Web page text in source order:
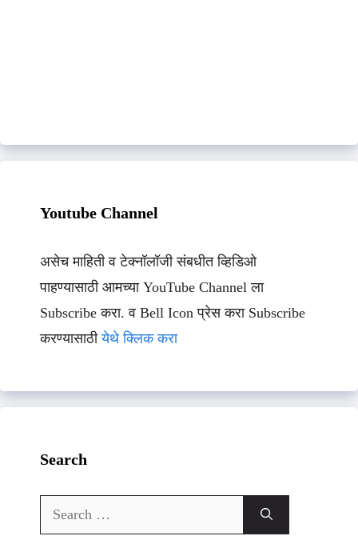
Youtube Channel
असेच माहिती व टेक्नॉलॉजी संबधीत व्हिडिओ
पाहण्यासाठी आमच्या YouTube Channel ला
Subscribe करा. व Bell Icon प्रेस करा Subscribe
करण्यासाठीयेथे क्लिक करा
Search
Search
for: